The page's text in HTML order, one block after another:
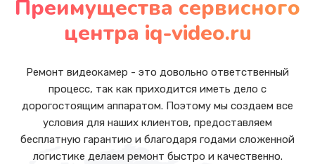
Заказать
от 500 руб.
Заказать
Ремонт цепи питания
от 2200 руб.
Преимущества сервисного
центра iq-video.ru
Ремонт видеокамер - это довольно ответственный
процесс, так как приходится иметь дело с
дорогостоящим аппаратом. Поэтому мы создаем все
условия для наших клиентов, предоставляем
бесплатную гарантию и благодаря годами сложенной
логистике делаем ремонт быстро и качественно.